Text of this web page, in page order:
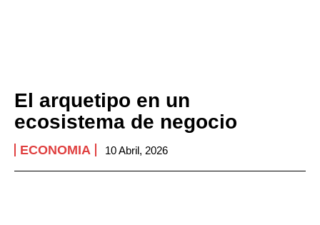
El arquetipo en un
ecosistema de negocio
ECONOMIA 10 Abril, 2026